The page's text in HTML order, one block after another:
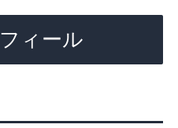
ィール